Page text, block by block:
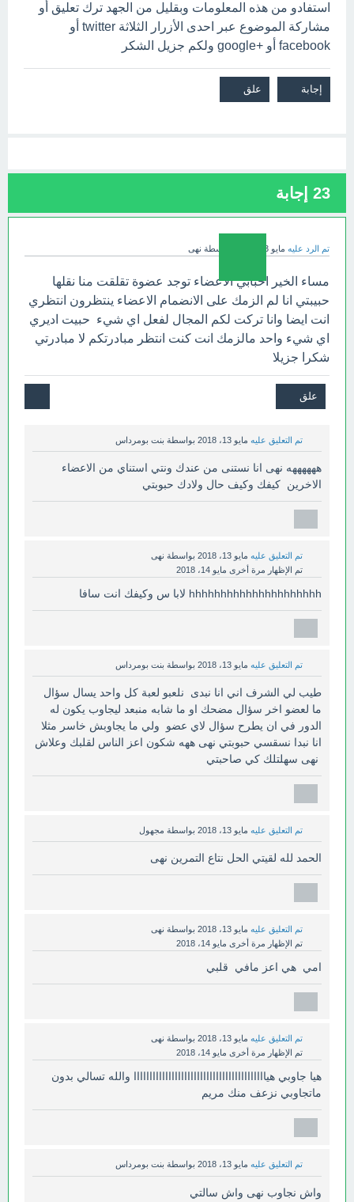
استفادو من هذه المعلومات وبقليل من الجهد ترك تعليق أو
مشاركة الموضوع عبر احدى الأزرار الثلاثة twitter أو
facebook أو +google ولكم جزيل الشكر
23 إجابة
تم الرد عليه مايو 13، 2018 بواسطة نهى
مساء الخير احبابي الاعضاء توجد عضوة تقلقت منا نقلها
حبيبتي انا لم الزمك على الانضمام الاعضاء ينتظرون انتظري
انت ايضا وانا تركت لكم المجال لفعل اي شيء حبيت اديري
اي شيء واحد مالزمك انت كنت انتظر مبادرتكم لا مبادرتي
شكرا جزيلا
تم التعليق عليه مايو 13، 2018 بواسطة بنت بومرداس
ههههههه نهى انا نستنى من عندك ونتي استناي من الاعضاء
الاخرين كيفك وكيف حال ولادك حبوبتي
تم التعليق عليه مايو 13، 2018 بواسطة نهى
تم الإظهار مرة أخرى مايو 14، 2018
hhhhhhhhhhhhhhhhhhhhh لابا س وكيفك انت سافا
تم التعليق عليه مايو 13، 2018 بواسطة بنت بومرداس
طيب لي الشرف اني انا نبدى نلعبو لعبة كل واحد يسال سؤال
ما لعضو اخر سؤال مضحك او ما شابه منبعد ليجاوب يكون له
الدور في ان يطرح سؤال لاي عضو ولي ما يجاوبش خاسر مثلا
انا نبدا نسقسي حبوبتي نهى ههه شكون اعز الناس لقلبك وعلاش
نهى سهلتلك كي صاحبتي
تم التعليق عليه مايو 13، 2018 بواسطة مجهول
الحمد لله لقيتي الحل نتاع التمرين نهى
تم التعليق عليه مايو 13، 2018 بواسطة نهى
تم الإظهار مرة أخرى مايو 14، 2018
امي هي اعز مافي قلبي
تم التعليق عليه مايو 13، 2018 بواسطة نهى
تم الإظهار مرة أخرى مايو 14، 2018
هيا جاوبي هياااااااااااااااااااااااااااااااااااااااااا والله تسالي بدون
ماتجاوبي نزعف منك مريم
تم التعليق عليه مايو 13، 2018 بواسطة بنت بومرداس
واش نجاوب نهى واش سالتي